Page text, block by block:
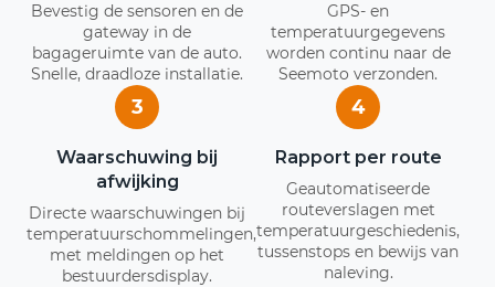
Bevestig de sensoren en de
gateway in de
bagageruimte van de auto.
Snelle, draadloze installatie.
GPS- en
temperatuurgegevens
worden continu naar de
Seemoto verzonden.
3
Waarschuwing bij
afwijking
Directe waarschuwingen bij
temperatuurschommelingen,
met meldingen op het
bestuurdersdisplay.
4
Rapport per route
Geautomatiseerde
routeverslagen met
temperatuurgeschiedenis,
tussenstops en bewijs van
naleving.